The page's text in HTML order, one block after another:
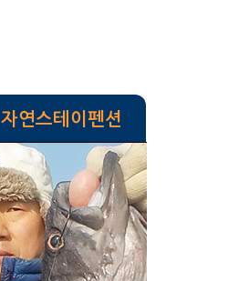
자연스테이펜션